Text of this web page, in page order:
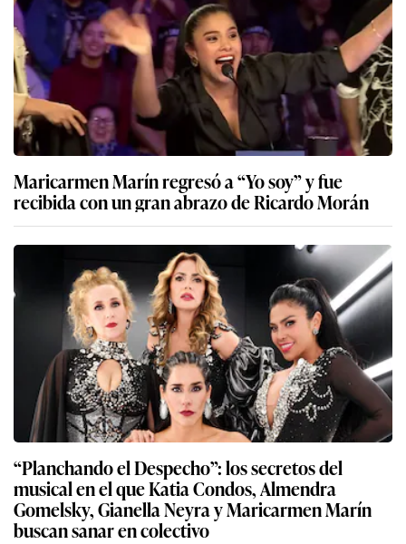
Maricarmen Marín regresó a “Yo soy” y fue
recibida con un gran abrazo de Ricardo Morán
“Planchando el Despecho”: los secretos del
musical en el que Katia Condos, Almendra
Gomelsky, Gianella Neyra y Maricarmen Marín
buscan sanar en colectivo